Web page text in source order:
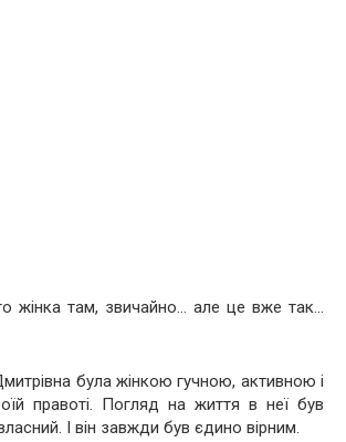
жінка там, звичайно… але це вже так…
була жінкою гучною, активною і
правоті. Погляд на життя в неї був
І він завжди був єдино вірним.